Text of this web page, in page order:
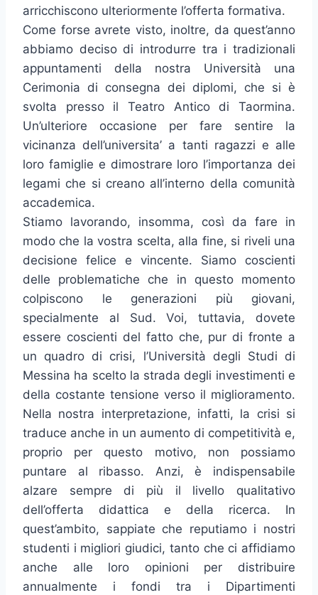
arricchiscono ulteriormente l’offerta formativa.
Come forse avrete visto, inoltre, da quest’anno
abbiamo deciso di introdurre tra i tradizionali
appuntamenti della nostra Università una
Cerimonia di consegna dei diplomi, che si è
svolta presso il Teatro Antico di Taormina.
Un’ulteriore occasione per fare sentire la
vicinanza dell’universita’ a tanti ragazzi e alle
loro famiglie e dimostrare loro l’importanza dei
legami che si creano all’interno della comunità
accademica.
Stiamo lavorando, insomma, così da fare in
modo che la vostra scelta, alla fine, si riveli una
decisione felice e vincente. Siamo coscienti
delle problematiche che in questo momento
colpiscono le generazioni più giovani,
specialmente al Sud. Voi, tuttavia, dovete
essere coscienti del fatto che, pur di fronte a
un quadro di crisi, l’Università degli Studi di
Messina ha scelto la strada degli investimenti e
della costante tensione verso il miglioramento.
Nella nostra interpretazione, infatti, la crisi si
traduce anche in un aumento di competitività e,
proprio per questo motivo, non possiamo
puntare al ribasso. Anzi, è indispensabile
alzare sempre di più il livello qualitativo
dell’offerta didattica e della ricerca. In
quest’ambito, sappiate che reputiamo i nostri
studenti i migliori giudici, tanto che ci affidiamo
anche alle loro opinioni per distribuire
annualmente i fondi tra i Dipartimenti